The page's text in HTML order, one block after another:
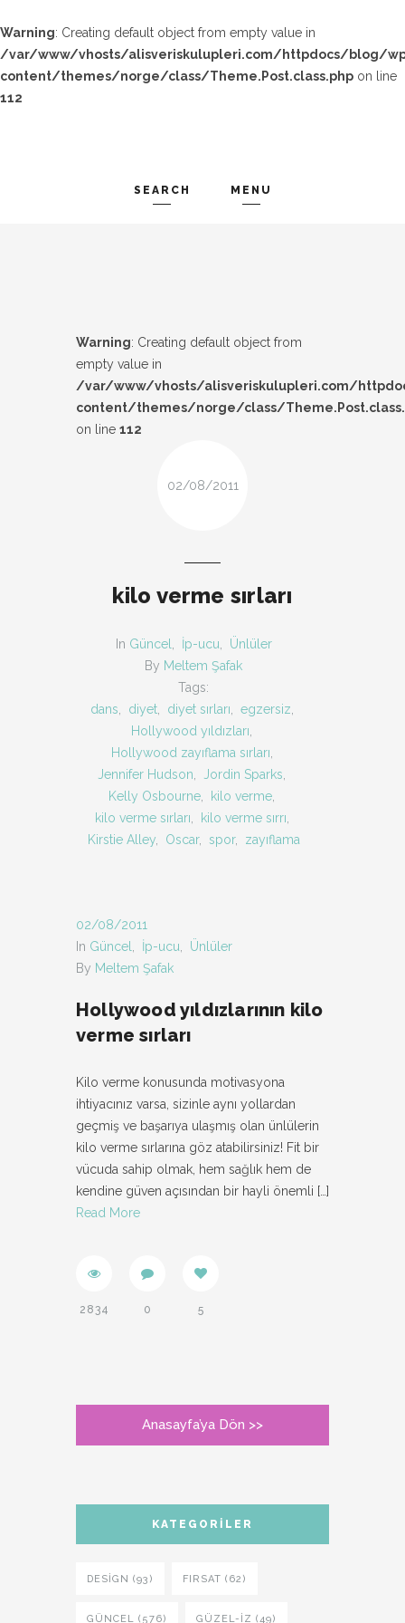
Warning: Creating default object from empty value in
/var/www/vhosts/alisveriskulupleri.com/httpdocs/blog/
content/themes/norge/class/Theme.Post.class.php on line
112
SEARCH MENU
Warning: Creating default object from
empty value in
/var/www/vhosts/alisveriskulupleri.com/
content/themes/norge/class/
on line 112
02/08/2011
kilo verme sırları
In Güncel İp-ucu
Ünlüler
By Meltem Şafak
Tags:
dans
diyet, diyet sırları egzersiz
Hollywood yıldızları
Hollywood zayıflama sırları
Jennifer Hudson
Jordin Sparks
Kelly Osbourne
kilo verme
kilo verme sırları
kilo verme sırrı
Kirstie Alley, Oscar, spor, zayıflama
02/08/2011
In Güncel İp-ucu
Ünlüler
By Meltem Şafak
Hollywood yıldızlarının kilo
verme sırları
Kilo verme konusunda motivasyona
ihtiyacınız varsa, sizinle aynı yollardan
geçmiş ve başarıya ulaşmış olan ünlülerin
kilo verme sırlarına göz atabilirsiniz! Fit bir
vücuda sahip olmak, hem sağlık hem de
kendine güven açısından bir hayli önemli […]
Read More
2834 0 5
Anasayfa’ya Dön >>
KATEGORILER
DESIGN (93) FIRSAT (62)
GÜNCEL (576) GÜZEL-IZ (49)